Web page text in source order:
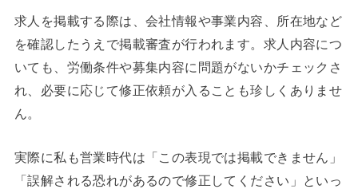
求人を掲載する際は、会社情報や事業内容、所在地など
を確認したうえで掲載審査が行われます。求人内容につ
いても、労働条件や募集内容に問題がないかチェックさ
れ、必要に応じて修正依頼が入ることも珍しくありませ
ん。
実際に私も営業時代は「この表現では掲載できません」
「誤解される恐れがあるので修正してください」といっ